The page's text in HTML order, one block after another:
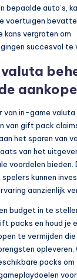
bepaalde auto’s,
voertuigen
kans vergroten om
succesvol te
in-game valuta
van gift pack
het sparen van
van het
voordelen
kunnen
aanzienlijk
budget in te
packs en houd je
te vermijden
opleveren.
packs